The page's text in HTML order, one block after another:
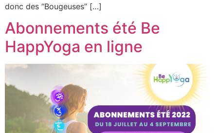
donc des “Bougeuses” […]
Abonnements été Be
HappYoga en ligne